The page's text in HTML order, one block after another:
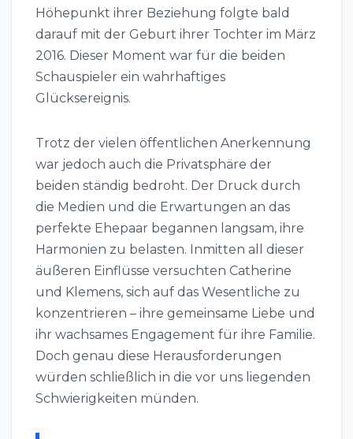
Höhepunkt ihrer Beziehung folgte bald
darauf mit der Geburt ihrer Tochter im März
2016. Dieser Moment war für die beiden
Schauspieler ein wahrhaftiges
Glücksereignis.
Trotz der vielen öffentlichen Anerkennung
war jedoch auch die Privatsphäre der
beiden ständig bedroht. Der Druck durch
die Medien und die Erwartungen an das
perfekte Ehepaar begannen langsam, ihre
Harmonien zu belasten. Inmitten all dieser
äußeren Einflüsse versuchten Catherine
und Klemens, sich auf das Wesentliche zu
konzentrieren – ihre gemeinsame Liebe und
ihr wachsames Engagement für ihre Familie.
Doch genau diese Herausforderungen
würden schließlich in die vor uns liegenden
Schwierigkeiten münden.